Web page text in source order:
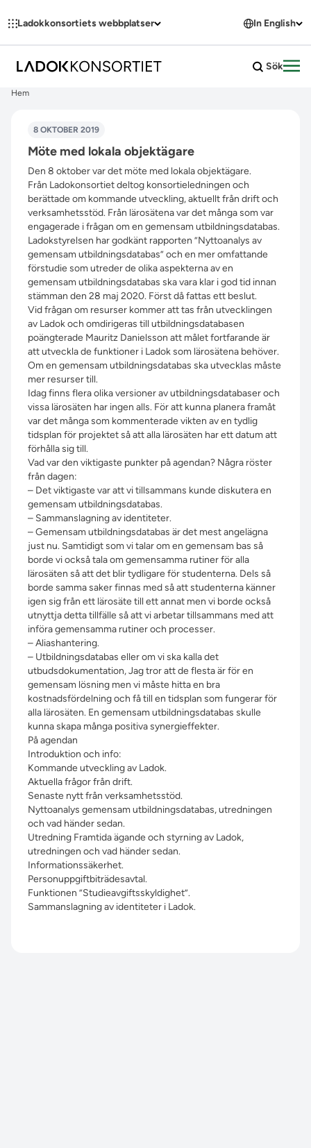
Ladokkonsortiets webbplatser In English
Sök
Hem
8 OKTOBER 2019
Möte med lokala objektägare
Den 8 oktober var det möte med lokala objektägare.
Från Ladokonsortiet deltog konsortieledningen och
berättade om kommande utveckling, aktuellt från drift och
verksamhetsstöd. Från lärosätena var det många som var
engagerade i frågan om en gemensam utbildningsdatabas.
Ladokstyrelsen har godkänt rapporten ”Nyttoanalys av
gemensam utbildningsdatabas” och en mer omfattande
förstudie som utreder de olika aspekterna av en
gemensam utbildningsdatabas ska vara klar i god tid innan
stämman den 28 maj 2020. Först då fattas ett beslut.
Vid frågan om resurser kommer att tas från utvecklingen
av Ladok och omdirigeras till utbildningsdatabasen
poängterade Mauritz Danielsson att målet fortfarande är
att utveckla de funktioner i Ladok som lärosätena behöver.
Om en gemensam utbildningsdatabas ska utvecklas måste
mer resurser till.
Idag finns flera olika versioner av utbildningsdatabaser och
vissa lärosäten har ingen alls. För att kunna planera framåt
var det många som kommenterade vikten av en tydlig
tidsplan för projektet så att alla lärosäten har ett datum att
förhålla sig till.
Vad var den viktigaste punkter på agendan? Några röster
från dagen:
– Det viktigaste var att vi tillsammans kunde diskutera en
gemensam utbildningsdatabas.
– Sammanslagning av identiteter.
– Gemensam utbildningsdatabas är det mest angelägna
just nu. Samtidigt som vi talar om en gemensam bas så
borde vi också tala om gemensamma rutiner för alla
lärosäten så att det blir tydligare för studenterna. Dels så
borde samma saker finnas med så att studenterna känner
igen sig från ett lärosäte till ett annat men vi borde också
utnyttja detta tillfälle så att vi arbetar tillsammans med att
införa gemensamma rutiner och processer.
– Aliashantering.
– Utbildningsdatabas eller om vi ska kalla det
utbudsdokumentation, Jag tror att de flesta är för en
gemensam lösning men vi måste hitta en bra
kostnadsfördelning och få till en tidsplan som fungerar för
alla lärosäten. En gemensam utbildningsdatabas skulle
kunna skapa många positiva synergieffekter.
På agendan
Introduktion och info:
Kommande utveckling av Ladok.
Aktuella frågor från drift.
Senaste nytt från verksamhetsstöd.
Nyttoanalys gemensam utbildningsdatabas, utredningen
och vad händer sedan.
Utredning Framtida ägande och styrning av Ladok,
utredningen och vad händer sedan.
Informationssäkerhet.
Personuppgiftbiträdesavtal.
Funktionen ”Studieavgiftsskyldighet”.
Sammanslagning av identiteter i Ladok.